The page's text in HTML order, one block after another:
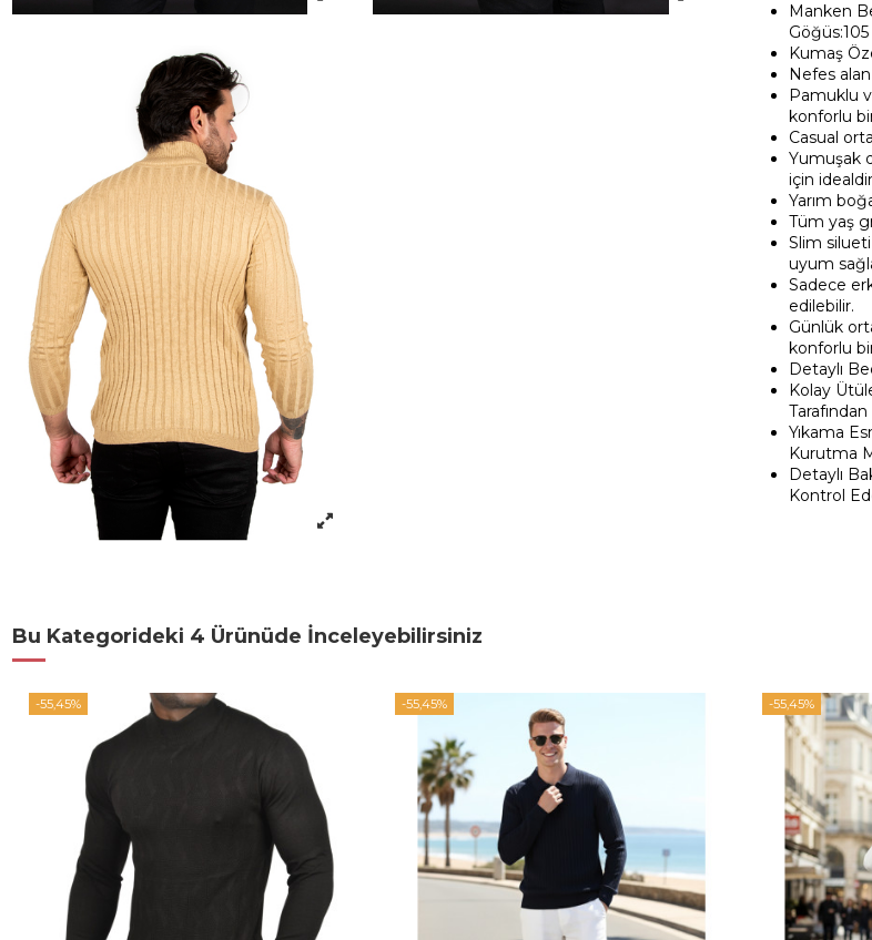
Manken
Göğüs:105
Kumaş
Nefes
Pamuklu
konforlu
Casual
Yumuşak
için idealdir
Yarım
Tüm yaş
Slim
uyum
Sadece
edilebilir.
Günlük
konforlu
Detaylı
Kolay
Yıkama
Kurutma
Detaylı
Kontrol
Bu Kategorideki 4 Ürünüde İnceleyebilirsiniz
-55,45% -55,45% -55,45%